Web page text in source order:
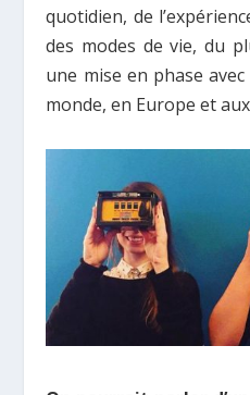
quotidien, de
des modes de vie, du
une mise en phase
monde, en Europe et